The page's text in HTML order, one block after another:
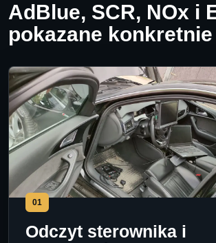
AdBlue, SCR, NOx i
pokazane konkretnie
01
Odczyt sterownika i